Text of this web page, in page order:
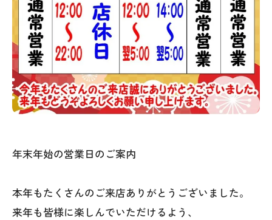
年末年始の営業日のご案内
本年もたくさんのご来店ありがとうございました。
来年も皆様に楽しんでいただけるよう、